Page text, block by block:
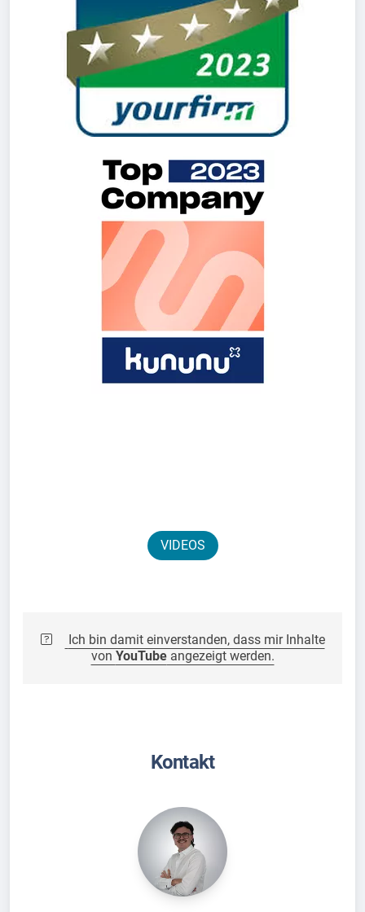
VIDEOS
Ich bin damit einverstanden, dass mir Inhalte
von YouTubeangezeigt werden.
Kontakt